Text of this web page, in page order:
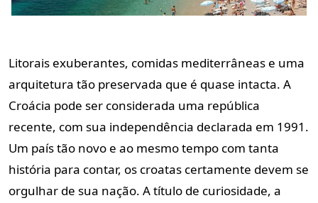
Litorais exuberantes, comidas mediterrâneas e uma
arquitetura tão preservada que é quase intacta. A
Croácia pode ser considerada uma república
recente, com sua independência declarada em 1991.
Um país tão novo e ao mesmo tempo com tanta
história para contar, os croatas certamente devem se
orgulhar de sua nação. A título de curiosidade, a